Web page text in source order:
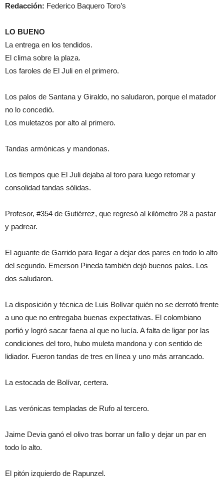
Redacción: Federico Baquero Toro’s
LO BUENO
La entrega en los tendidos.
El clima sobre la plaza.
Los faroles de El Juli en el primero.
Los palos de Santana y Giraldo, no saludaron, porque el matador
no lo concedió.
Los muletazos por alto al primero.
Tandas armónicas y mandonas.
Los tiempos que El Juli dejaba al toro para luego retomar y
consolidad tandas sólidas.
Profesor, #354 de Gutiérrez, que regresó al kilómetro 28 a pastar
y padrear.
El aguante de Garrido para llegar a dejar dos pares en todo lo alto
del segundo. Emerson Pineda también dejó buenos palos. Los
dos saludaron.
La disposición y técnica de Luis Bolívar quién no se derrotó frente
a uno que no entregaba buenas expectativas. El colombiano
porfió y logró sacar faena al que no lucía. A falta de ligar por las
condiciones del toro, hubo muleta mandona y con sentido de
lidiador. Fueron tandas de tres en línea y uno más arrancado.
La estocada de Bolívar, certera.
Las verónicas templadas de Rufo al tercero.
Jaime Devia ganó el olivo tras borrar un fallo y dejar un par en
todo lo alto.
El pitón izquierdo de Rapunzel.